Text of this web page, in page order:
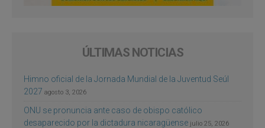
ÚLTIMAS NOTICIAS
Himno oficial de la Jornada Mundial de la Juventud Seúl
2027 agosto 3, 2026
ONU se pronuncia ante caso de obispo católico
desaparecido por la dictadura nicaragüense julio 25, 2026